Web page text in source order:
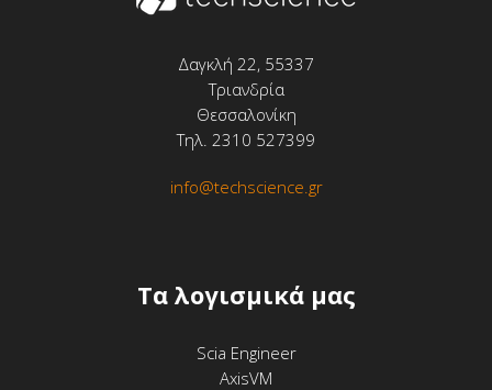
Δαγκλή 22, 55337
Τριανδρία
Θεσσαλονίκη
Τηλ. 2310 527399
info@techscience.gr
Tα λογισμικά μας
Scia Engineer
AxisVM